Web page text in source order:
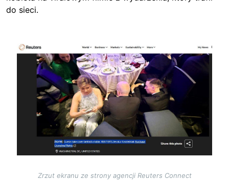
do sieci.
Image
Zrzut ekranu ze strony agencji Reuters Connect